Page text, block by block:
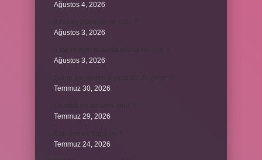
Ağustos 4, 2026
Ağustos 3, 2026
Ağustos 3, 2026
Temmuz 30, 2026
Temmuz 29, 2026
Temmuz 24, 2026